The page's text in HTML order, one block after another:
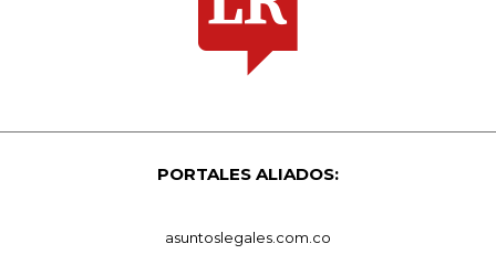
PORTALES ALIADOS:
asuntoslegales.com.co